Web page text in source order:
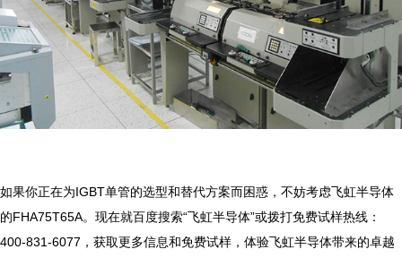
如果你正在为IGBT单管的选型和替代方案而困惑，不妨考虑飞虹半导体
的FHA75T65A。现在就百度搜索“飞虹半导体”或拨打免费试样热线：
400-831-6077，获取更多信息和免费试样，体验飞虹半导体带来的卓越